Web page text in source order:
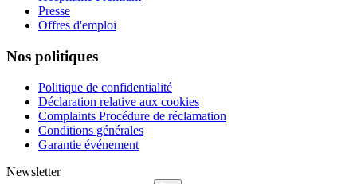
Presse
Offres d'emploi
Nos politiques
Politique de confidentialité
Déclaration relative aux cookies
Complaints Procédure de réclamation
Conditions générales
Garantie événement
Newsletter